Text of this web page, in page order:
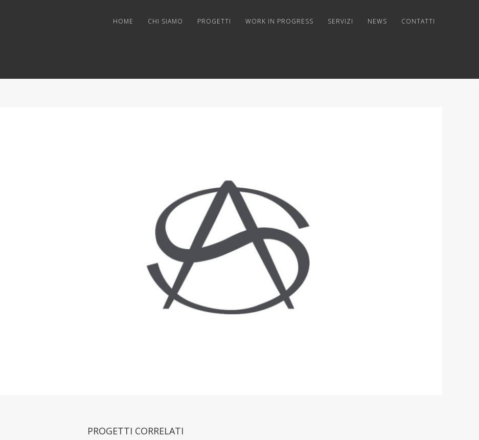
HOME CHI SIAMO PROGETTI WORK IN PROGRESS SERVIZI NEWS CONTATTI
PROGETTI CORRELATI